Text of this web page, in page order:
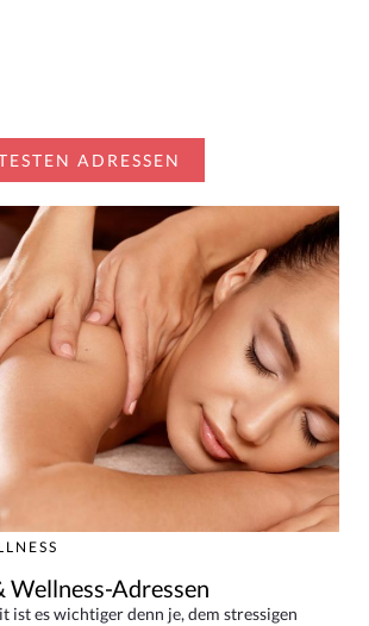
ADRESSEN
Wellness-Adressen
ist es wichtiger denn je, dem stressigen